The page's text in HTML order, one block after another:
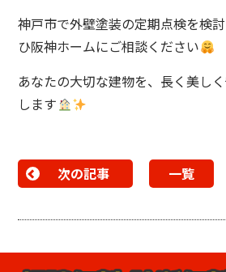
神戸市で外壁塗装の定期点検を検
ひ阪神ホームにご相談ください
あなたの大切な建物を、長く美し
します
次の記事 一覧